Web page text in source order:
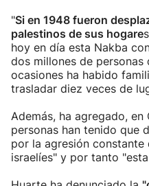
"Si en 1948 fueron
palestinos de sus hogare
hoy en día esta Nakba
dos millones de personas
ocasiones ha habido
trasladar diez veces de
Además, ha agregado,
personas han tenido que
por la agresión
israelíes" y por tanto